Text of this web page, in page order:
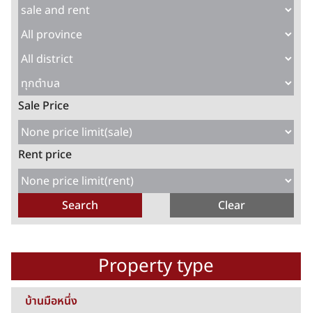
Sale Price
Rent price
Property type
บ้านมือหนึ่ง